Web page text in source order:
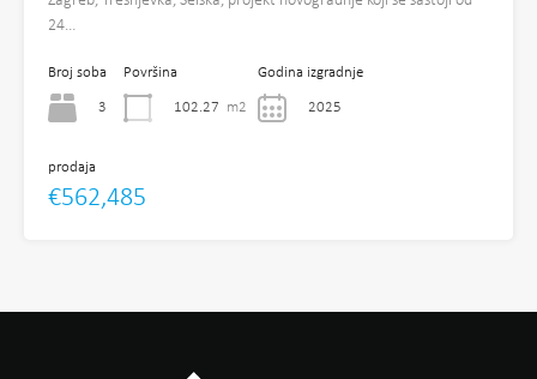
24…
Broj soba
3
Površina
102.27 m2
Godina izgradnje
2025
prodaja
€562,485